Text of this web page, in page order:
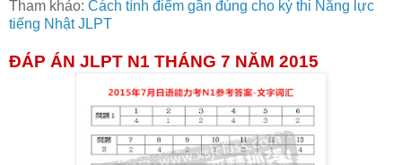
Tham khảo: Cách tính điểm gần đúng cho kỳ thi Năng lực
tiếng Nhật JLPT
ĐÁP ÁN JLPT N1 THÁNG 7 NĂM 2015